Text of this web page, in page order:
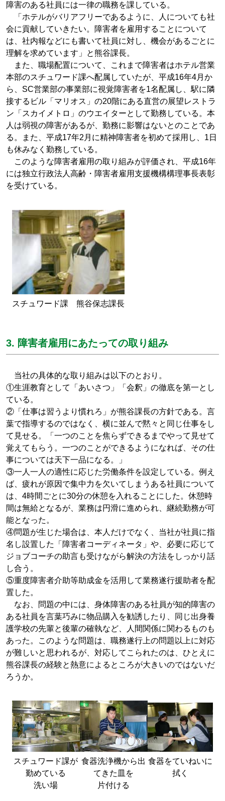
障害のある社員には一律の職務を課している。
「ホテルがバリアフリーであるように、人についても社
会に貢献していきたい。障害者を雇用することについて
は、社内報などにも書いて社員に対し、機会があるごとに
理解を求めています」と熊谷課長。
また、職場配置について、これまで障害者はホテル営業
本部のスチュワード課へ配属していたが、平成16年4月か
ら、SC営業部の事業部に視覚障害者を1名配属し、駅に隣
接するビル「マリオス」の20階にある直営の展望レストラ
ン「スカイメトロ」のウエイターとして勤務している。本
人は弱視の障害があるが、勤務に影響はないとのことであ
る。また、平成17年2月に精神障害者を初めて採用し、1日
も休みなく勤務している。
このような障害者雇用の取り組みが評価され、平成16年
には独立行政法人高齢・障害者雇用支援機構構理事長表彰
を受けている。
スチュワード課 熊谷保志課長
3. 障害者雇用にあたっての取り組み
当社の具体的な取り組みは以下のとおり。
①生涯教育として「あいさつ」「会釈」の徹底を第一とし
ている。
②「仕事は習うより慣れろ」が熊谷課長の方針である。言
葉で指導するのではなく、横に並んで黙々と同じ仕事をし
て見せる。「一つのことを焦らずできるまでやって見せて
覚えてもらう。一つのことができるようになれば、その仕
事については天下一品になる。」
③一人一人の適性に応じた労働条件を設定している。例え
ば、疲れが原因で集中力を欠いてしまうある社員について
は、4時間ごとに30分の休憩を入れることにした。休憩時
間は無給となるが、業務は円滑に進められ、継続勤務が可
能となった。
④問題が生じた場合は、本人だけでなく、当社が社員に指
名し設置した「障害者コーディネータ」や、必要に応じて
ジョブコーチの助言も受けながら解決の方法をしっかり話
し合う。
⑤重度障害者介助等助成金を活用して業務遂行援助者を配
置した。
なお、問題の中には、身体障害のある社員が知的障害の
ある社員を言葉巧みに物品購入を勧誘したり、同じ出身養
護学校の先輩と後輩の確執など、人間関係に関わるものも
あった。このような問題は、職務遂行上の問題以上に対応
が難しいと思われるが、対応してこられたのは、ひとえに
熊谷課長の経験と熱意によるところが大きいのではないだ
ろうか。
スチュワード課が
勤めている
洗い場
食器洗浄機から出
てきた皿を
片付ける
食器をていねいに
拭く